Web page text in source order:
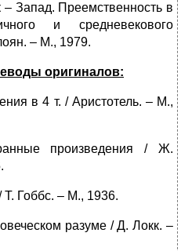
Запад. Преемственность в
и средневекового
– М., 1979.
оригиналов:
в 4 т. / Аристотель. – М.,
произведения / Ж.
Т. Гоббс. – М., 1936.
разуме / Д. Локк. –